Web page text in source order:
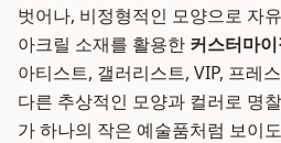
벗어나, 비정형적인 모양으로 자
아크릴 소재를 활용한 커스터마
아티스트, 갤러리스트, VIP, 프레
다른 추상적인 모양과 컬러로 명
가 하나의 작은 예술품처럼 보이